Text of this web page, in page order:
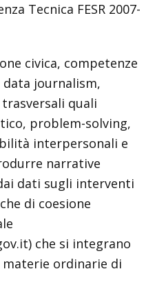
Tecnica FESR 2007-
civica, competenze
journalism,
quali
problem-solving,
interpersonali e
narrative
dati sugli interventi
di coesione
che si integrano
ordinarie di